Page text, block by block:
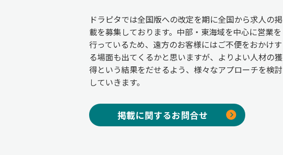
ドラピタでは全国版への改定を期に全国から求人の掲
載を募集しております。中部・東海域を中心に営業を
行っているため、遠方のお客様にはご不便をおかけす
る場面も出てくるかと思いますが、よりよい人材の獲
得という結果をだせるよう、様々なアプローチを検討
していきます。
掲載に関するお問合せ